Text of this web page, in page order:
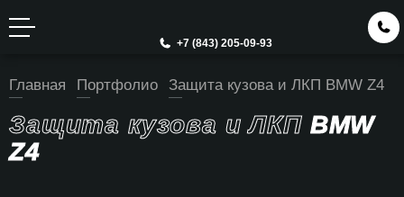
+7 (843) 205-09-93
Главная Портфолио Защита кузова и ЛКП BMW Z4
Защита кузова и ЛКП BMW
Z4